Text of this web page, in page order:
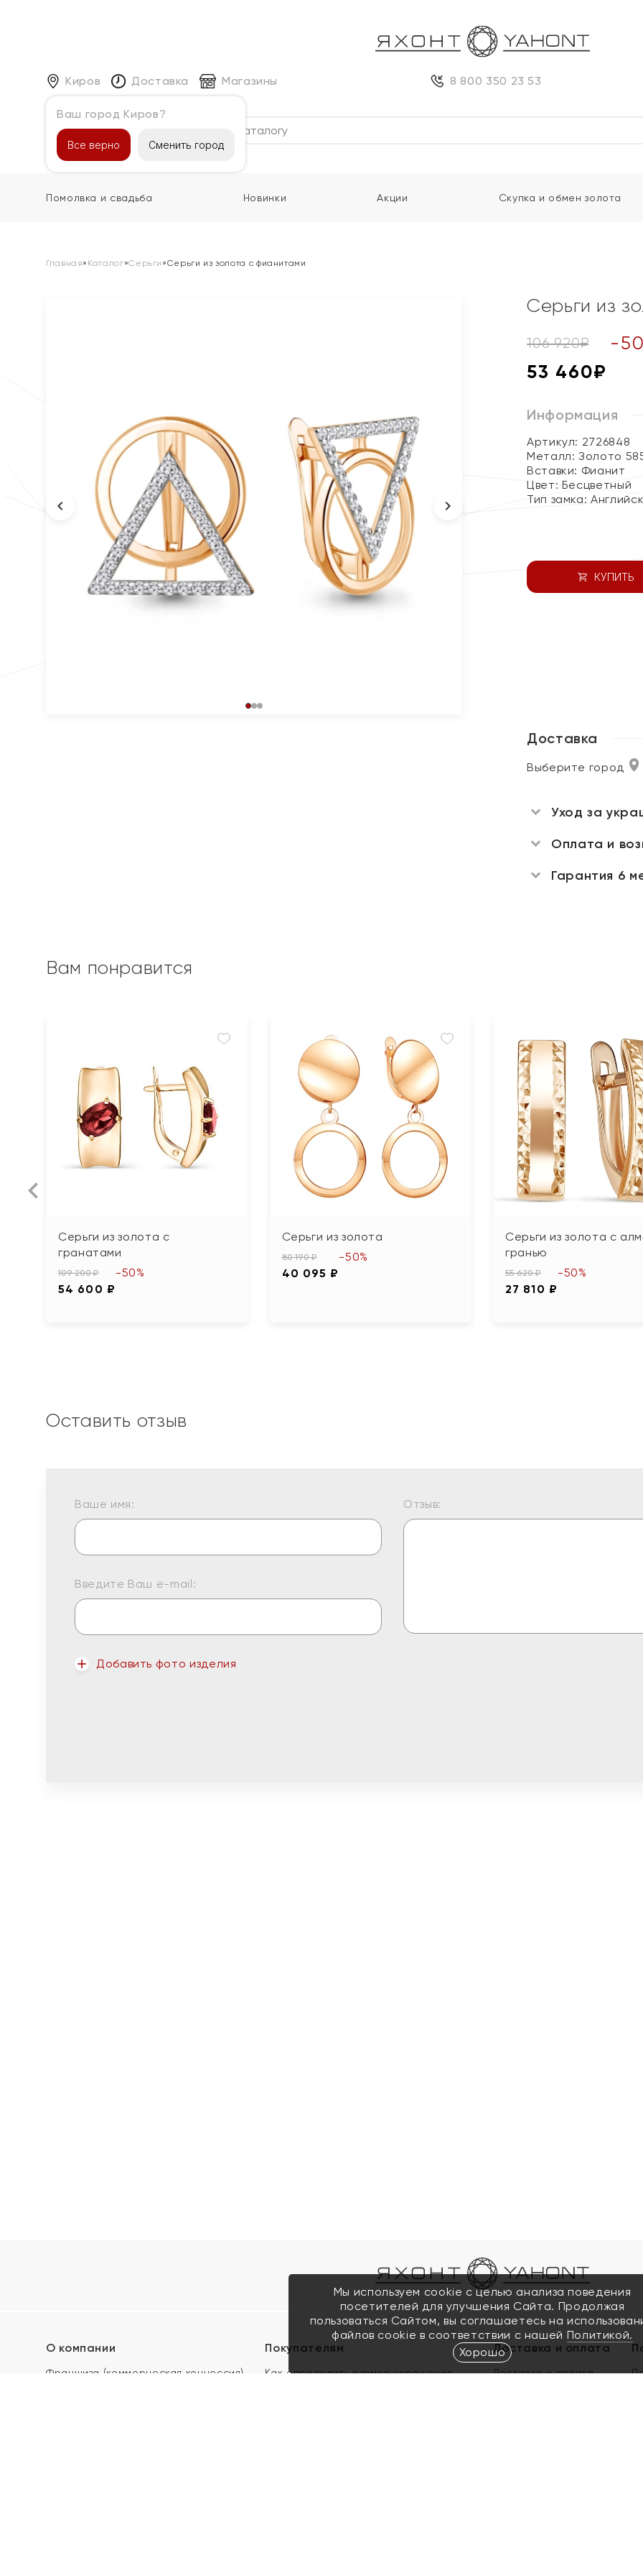
Киров
Ваш город Киров?
Все верно Сменить город
Доставка Магазины 8 800 350 23 53
Каталог
Помолвка и свадьба Новинки Акции Скупка и обмен золота
Главная» Каталог»Серьги »Серьги из золота с фианитами
Серьги из
106 920₽ -50
53 460₽
Информация
Артикул: 2726848
Металл:Золото
Вставки: Фианит
Цвет: Бесцветный
Тип замка:
КУПИТЬ
Доставка
Выберите город
Уход за
Оплата и
Гарантия 6
Вам понравится
Серьги из золота с
гранатами
109 200 ₽
54 600 ₽
-50%
Серьги из золота
80 190 ₽
40 095 ₽
-50%
Серьги из золота с
гранью
55 620 ₽
27 810 ₽
-50%
Оставить отзыв
Ваше имя:
Введите Ваш e-mail:
Добавить фото изделия
Отзыв:
О компании
Франшиза (коммерческая концессия)
Покупателям
Как определить размер украшения
Доставка и оплата
Доставка и оплата
Мы используем cookie с целью анализа поведения
посетителей для улучшения Сайта. Продолжая
пользоваться Сайтом, вы соглашаетесь на
файлов cookie в соответствии с нашей Политикой.
Хорошо